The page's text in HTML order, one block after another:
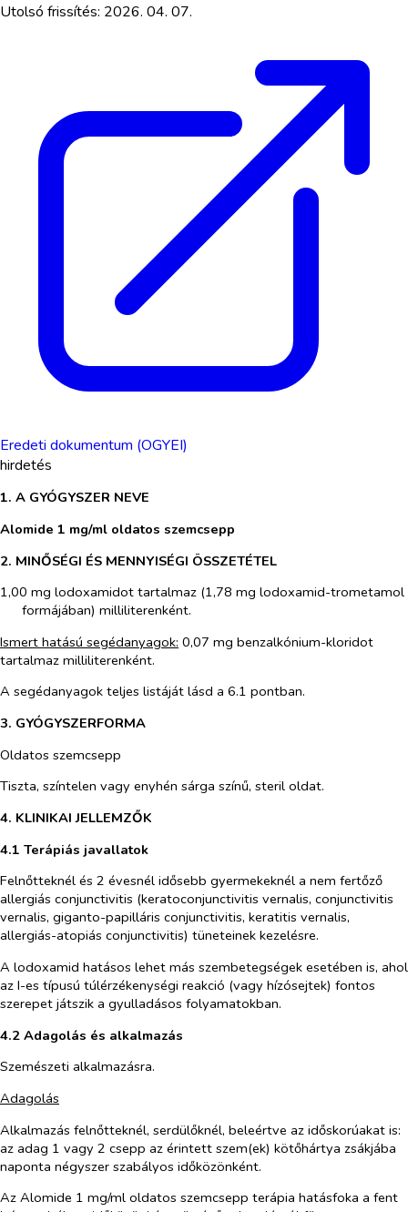
Utolsó frissítés: 2026. 04. 07.
Eredeti dokumentum (OGYEI)
hirdetés
1. A GYÓGYSZER NEVE
Alomide 1 mg/ml oldatos szemcsepp
2. MINŐSÉGI ÉS MENNYISÉGI ÖSSZETÉTEL
1,00 mg lodoxamidot tartalmaz (1,78 mg lodoxamid-trometamol
formájában) milliliterenként.
Ismert hatású segédanyagok: 0,07 mg benzalkónium-kloridot
tartalmaz milliliterenként.
A segédanyagok teljes listáját lásd a 6.1 pontban.
3. GYÓGYSZERFORMA
Oldatos szemcsepp
Tiszta, színtelen vagy enyhén sárga színű, steril oldat.
4. KLINIKAI JELLEMZŐK
4.1 Terápiás javallatok
Felnőtteknél és 2 évesnél idősebb gyermekeknél a nem fertőző
allergiás conjunctivitis (keratoconjunctivitis vernalis, conjunctivitis
vernalis, giganto-papilláris conjunctivitis, keratitis vernalis,
allergiás-atopiás conjunctivitis) tüneteinek kezelésre.
A lodoxamid hatásos lehet más szembetegségek esetében is, ahol
az I-es típusú túlérzékenységi reakció (vagy hízósejtek) fontos
szerepet játszik a gyulladásos folyamatokban.
4.2 Adagolás és alkalmazás
Szemészeti alkalmazásra.
Adagolás
Alkalmazás felnőtteknél, serdülőknél, beleértve az időskorúakat is:
az adag 1 vagy 2 csepp az érintett szem(ek) kötőhártya zsákjába
naponta négyszer szabályos időközönként.
Az Alomide 1 mg/ml oldatos szemcsepp terápia hatásfoka a fent